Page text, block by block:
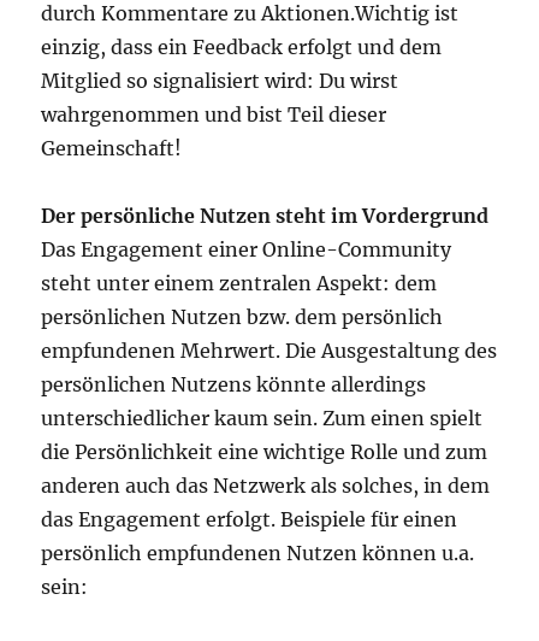
durch Kommentare zu Aktionen.Wichtig ist
einzig, dass ein Feedback erfolgt und dem
Mitglied so signalisiert wird: Du wirst
wahrgenommen und bist Teil dieser
Gemeinschaft!
Der persönliche Nutzen steht im Vordergrund
Das Engagement einer Online-Community
steht unter einem zentralen Aspekt: dem
persönlichen Nutzen bzw. dem persönlich
empfundenen Mehrwert. Die Ausgestaltung des
persönlichen Nutzens könnte allerdings
unterschiedlicher kaum sein. Zum einen spielt
die Persönlichkeit eine wichtige Rolle und zum
anderen auch das Netzwerk als solches, in dem
das Engagement erfolgt. Beispiele für einen
persönlich empfundenen Nutzen können u.a.
sein: